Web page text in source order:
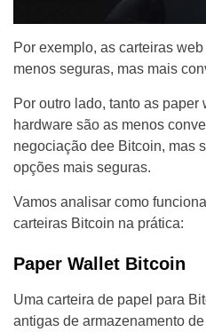
Por exemplo, as carteiras
menos seguras, mas mais
Por outro lado, tanto as
hardware são as menos
negociação dee Bitcoin, mas
opções mais seguras.
Vamos analisar como
carteiras Bitcoin na prática:
Paper Wallet Bitcoin
Uma carteira de papel para
antigas de armazenamento